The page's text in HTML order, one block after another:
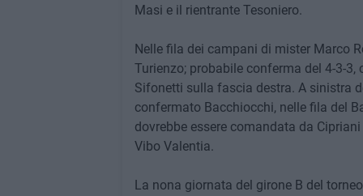
Masi e il rientrante Tesoniero.
Nelle fila dei campani di mister Marco
Turienzo; probabile conferma del 4-3-
Sifonetti sulla fascia destra. A sinistra
confermato Bacchiocchi, nelle fila del
dovrebbe essere comandata da
Vibo Valentia.
La nona giornata del girone B del